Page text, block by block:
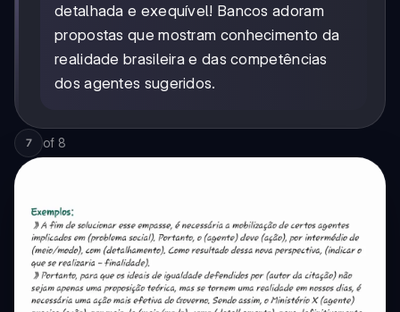
detalhada e exequível! Bancos adoram
propostas que mostram conhecimento da
realidade brasileira e das competências
dos agentes sugeridos.
7 of 8